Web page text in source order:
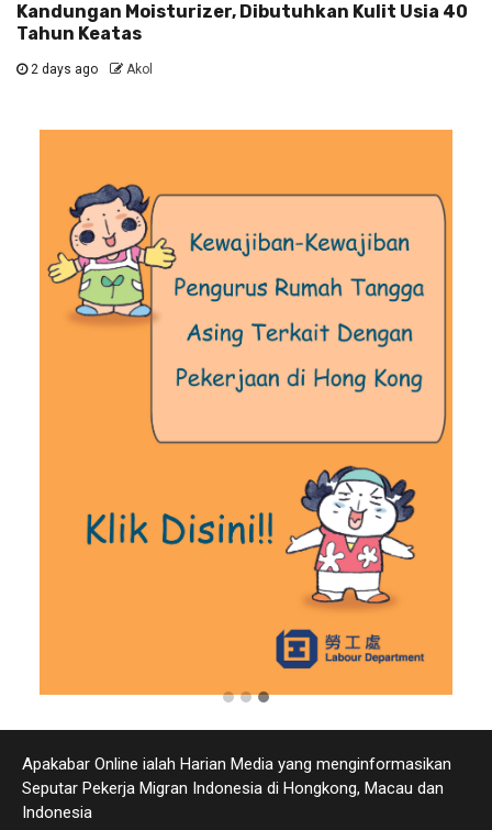
Kandungan Moisturizer, Dibutuhkan Kulit Usia 40
Tahun Keatas
2 days ago Akol
Apakabar Online ialah Harian Media yang menginformasikan
Seputar Pekerja Migran Indonesia di Hongkong, Macau dan
Indonesia